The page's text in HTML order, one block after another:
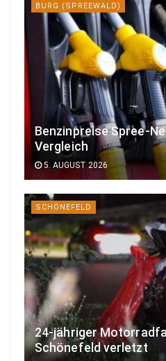
BURG (SPREEWALD)
Benzinpreise Spree-
Vergleich
5. AUGUST 2026
SCHÖNEFELD
24-jähriger
Schönefeld verletzt